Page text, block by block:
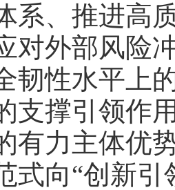
系、推进高
对外部风险
韧性水平上
支撑引领作
有力主体优
式向“创新